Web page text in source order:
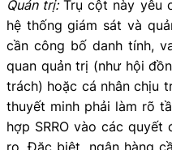
Quản trị: Trụ cột này yêu
hệ thống giám sát và
cần công bố danh tính,
quan quản trị (như hội
trách) hoặc cá nhân chịu
thuyết minh phải làm rõ
hợp SRRO vào các
ro. Đặc biệt, ngân hàng